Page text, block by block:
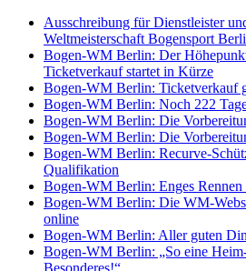
Ausschreibung für Dienstleister
Weltmeisterschaft Bogensport
Bogen-WM Berlin: Der
Ticketverkauf startet in Kürze
Bogen-WM Berlin: Ticketverkauf
Bogen-WM Berlin: Noch 222
Bogen-WM Berlin: Die
Bogen-WM Berlin: Die
Bogen-WM Berlin: Recurve-
Qualifikation
Bogen-WM Berlin: Enges
Bogen-WM Berlin: Die WM-
online
Bogen-WM Berlin: Aller guten
Bogen-WM Berlin: „So eine
Besonderes!“